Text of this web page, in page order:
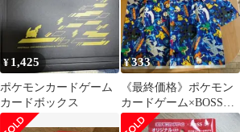
¥ 1,425
ポケモンカードゲーム
カードボックス
¥333
《最終価格》ポケモン
カードゲーム×BOSSラ
ンチボックス＋布地２